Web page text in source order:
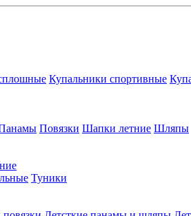
Купальники спортивные
Повязки Шапки летние Шляпы
Туники